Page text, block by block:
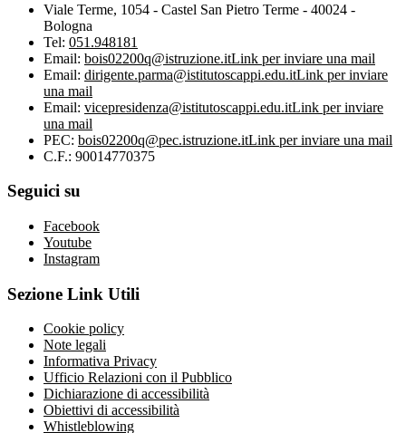
Viale Terme, 1054 - Castel San Pietro Terme - 40024 -
Bologna
Tel: 051.948181
Email: bois02200q@istruzione.itLink per inviare una mail
Email: dirigente.parma@istitutoscappi.edu.itLink per inviare
una mail
Email: vicepresidenza@istitutoscappi.edu.itLink per inviare
una mail
PEC: bois02200q@pec.istruzione.itLink per inviare una mail
C.F.: 90014770375
Seguici su
Facebook
Youtube
Instagram
Sezione Link Utili
Cookie policy
Note legali
Informativa Privacy
Ufficio Relazioni con il Pubblico
Dichiarazione di accessibilità
Obiettivi di accessibilità
Whistleblowing